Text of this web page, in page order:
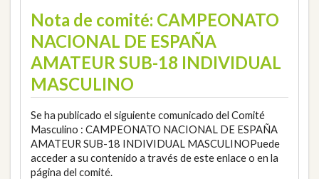
Nota de comité: CAMPEONATO
NACIONAL DE ESPAÑA
AMATEUR SUB-18 INDIVIDUAL
MASCULINO
Se ha publicado el siguiente comunicado del Comité
Masculino : CAMPEONATO NACIONAL DE ESPAÑA
AMATEUR SUB-18 INDIVIDUAL MASCULINOPuede
acceder a su contenido a través de este enlace o en la
página del comité.